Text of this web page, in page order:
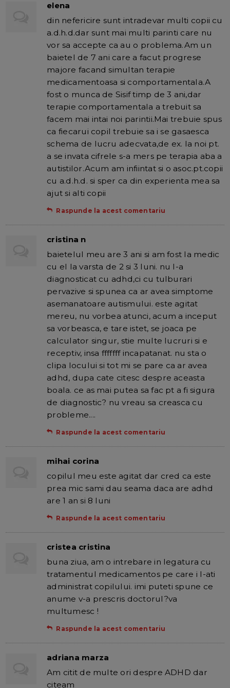
elena
din nefericire sunt intradevar multi copii cu
a.d.h.d.dar sunt mai multi parinti care nu
vor sa accepte ca au o problema.Am un
baietel de 7 ani care a facut progrese
majore facand simultan terapie
medicamentoasa si comportamentala.A
fost o munca de Sisif timp de 3 ani,dar
terapie comportamentala a trebuit sa
facem mai intai noi parintii.Mai trebuie spus
ca fiecarui copil trebuie sa i se gasaesca
schema de lucru adecvata,de ex. la noi pt.
a se invata cifrele s-a mers pe terapia aba a
autistilor.Acum am infiintat si o asoc.pt.copii
cu a.d.h.d. si sper ca din experienta mea sa
ajut si alti copii
Raspunde la acest comentariu
cristina n
baietelul meu are 3 ani si am fost la medic
cu el la varsta de 2 si 3 luni. nu l-a
diagnosticat cu adhd,ci cu tulburari
pervazive si spunea ca ar avea simptome
asemanatoare autismului. este agitat
mereu, nu vorbea atunci, acum a inceput
sa vorbeasca, e tare istet, se joaca pe
calculator singur, stie multe lucruri si e
receptiv, insa fffffff incapatanat. nu sta o
clipa locului si tot mi se pare ca ar avea
adhd, dupa cate citesc despre aceasta
boala. ce as mai putea sa fac pt a fi sigura
de diagnostic? nu vreau sa creasca cu
probleme....
Raspunde la acest comentariu
mihai corina
copilul meu este agitat dar cred ca este
prea mic sami dau seama daca are adhd
are 1 an si 8 luni
Raspunde la acest comentariu
cristea cristina
buna ziua, am o intrebare in legatura cu
tratamentul medicamentos pe care i l-ati
administrat copilului. imi puteti spune ce
anume v-a prescris doctorul?va
multumesc !
Raspunde la acest comentariu
adriana marza
Am citit de multe ori despre ADHD dar
citeam